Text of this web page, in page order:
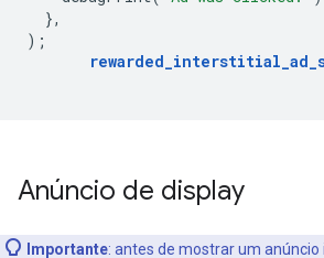
},
);
Anúncio de display
Importante: antes de mostrar um